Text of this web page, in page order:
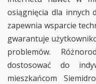
osiągnięcia dla innych
zapewnia wsparcie
gwarantuje
problemów.
dostosować do
mieszkańcom